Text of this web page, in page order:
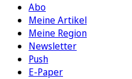
Abo
Meine Artikel
Meine Region
Newsletter
Push
E-Paper